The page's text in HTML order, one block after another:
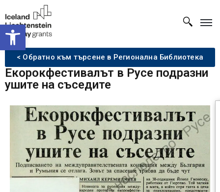
Open toolbar
< Обратно към търсене в Регионална Библиотека
Екорокфестивалът в Русе подразни
ушите на съседите